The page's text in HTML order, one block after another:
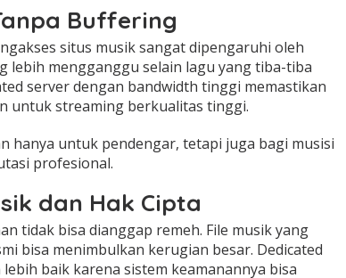
Buffering
situs musik sangat dipengaruhi oleh
lebih mengganggu selain lagu yang tiba-tiba
server dengan bandwidth tinggi memastikan
untuk streaming berkualitas tinggi.
hanya untuk pendengar, tetapi juga bagi musisi
profesional.
dan Hak Cipta
tidak bisa dianggap remeh. File musik yang
bisa menimbulkan kerugian besar. Dedicated
baik karena sistem keamanannya bisa